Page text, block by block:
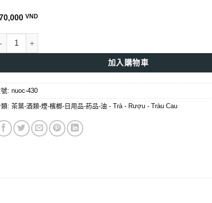
VND
糊塗 33% 數量
加入購物車
號:nuoc-430
類:茶葉-酒類-煙-檳榔-日用品-葯品-油 - Trà - Rượu - Tràu Cau